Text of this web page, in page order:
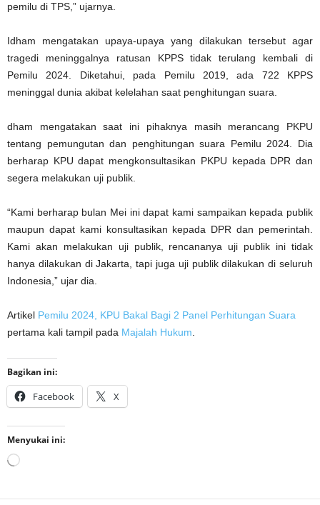
pemilu di TPS,” ujarnya.
Idham mengatakan upaya-upaya yang dilakukan tersebut agar
tragedi meninggalnya ratusan KPPS tidak terulang kembali di
Pemilu 2024. Diketahui, pada Pemilu 2019, ada 722 KPPS
meninggal dunia akibat kelelahan saat penghitungan suara.
dham mengatakan saat ini pihaknya masih merancang PKPU
tentang pemungutan dan penghitungan suara Pemilu 2024. Dia
berharap KPU dapat mengkonsultasikan PKPU kepada DPR dan
segera melakukan uji publik.
“Kami berharap bulan Mei ini dapat kami sampaikan kepada publik
maupun dapat kami konsultasikan kepada DPR dan pemerintah.
Kami akan melakukan uji publik, rencananya uji publik ini tidak
hanya dilakukan di Jakarta, tapi juga uji publik dilakukan di seluruh
Indonesia,” ujar dia.
Artikel Pemilu 2024, KPU Bakal Bagi 2 Panel Perhitungan Suara
pertama kali tampil pada Majalah Hukum.
Bagikan ini:
Facebook X
Menyukai ini:
Memuat...